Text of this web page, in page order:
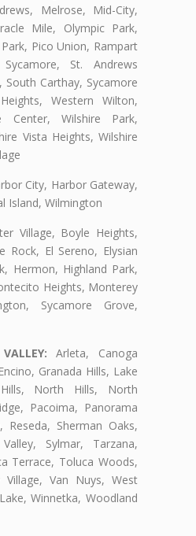
Melrose, Mid-City,
Mile, Olympic Park,
Pico Union, Rampart
St. Andrews
South Carthay, Sycamore
Western Wilton,
Center, Wilshire Park,
Vista Heights, Wilshire
City, Harbor Gateway,
Island, Wilmington
Village, Boyle Heights,
Rock, El Sereno, Elysian
Hermon, Highland Park,
Heights, Monterey
Sycamore Grove,
Arleta, Canoga
Granada Hills, Lake
North Hills, North
Pacoima, Panorama
Reseda, Sherman Oaks,
Sylmar, Tarzana,
Terrace, Toluca Woods,
Village, Van Nuys, West
Winnetka, Woodland